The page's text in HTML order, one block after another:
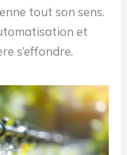
tout son sens.
et
s’effondre.